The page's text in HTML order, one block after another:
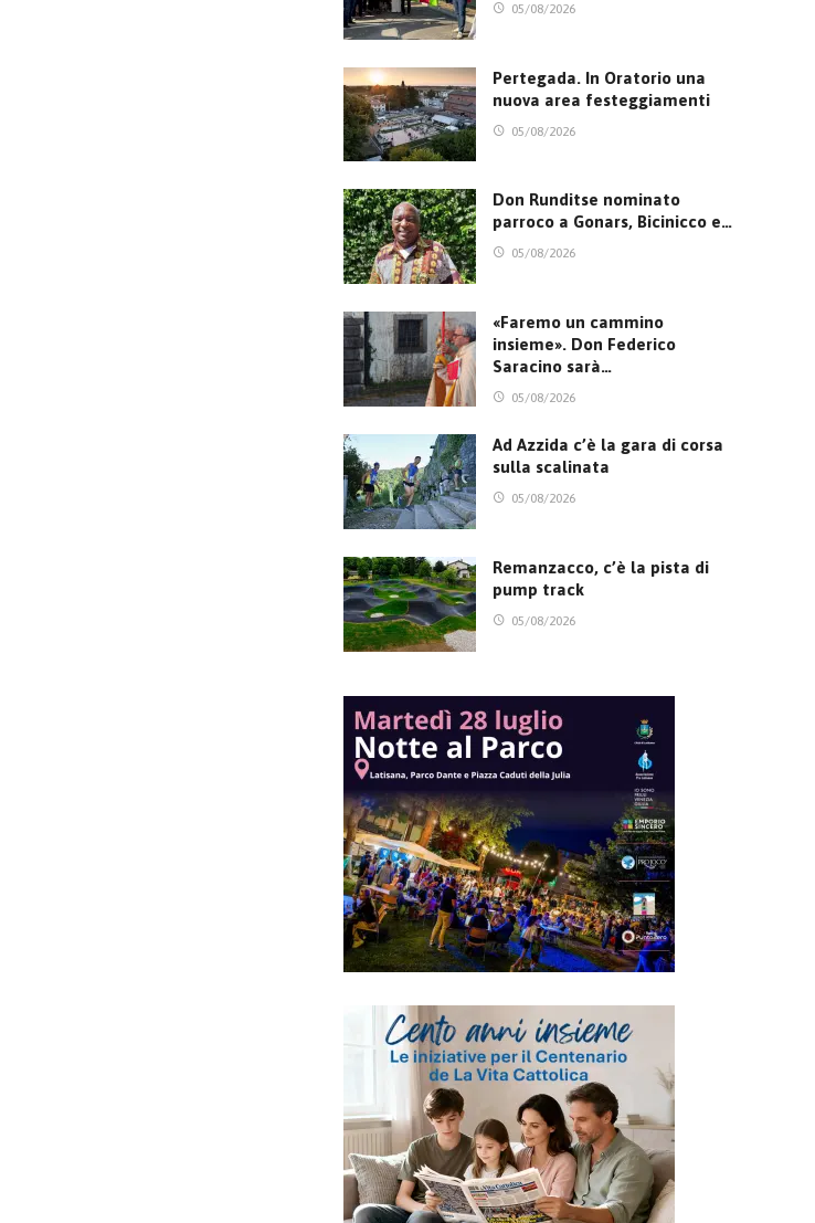
05/08/2026
Pertegada. In Oratorio una
nuova area festeggiamenti
05/08/2026
Don Runditse nominato
parroco a Gonars, Bicinicco e…
05/08/2026
«Faremo un cammino
insieme». Don Federico
Saracino sarà…
05/08/2026
Ad Azzida c’è la gara di corsa
sulla scalinata
05/08/2026
Remanzacco, c’è la pista di
pump track
05/08/2026